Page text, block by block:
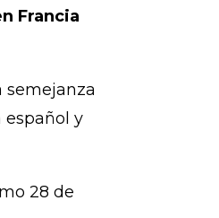
Francia
semejanza
español y
28 de